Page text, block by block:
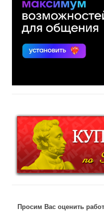
Просим Вас оценить